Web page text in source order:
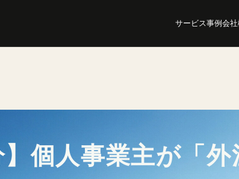
サービス事例会
】個人事業主が「